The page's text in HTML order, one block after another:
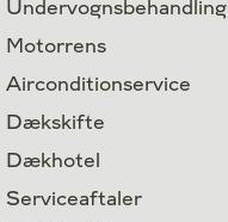
Undervognsbehandling
Motorrens
Airconditionservice
Dækskifte
Dækhotel
Serviceaftaler